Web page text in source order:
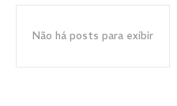
Não há posts para exibir